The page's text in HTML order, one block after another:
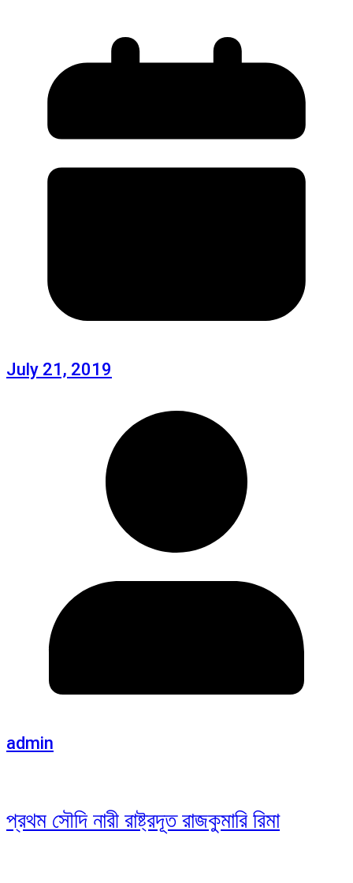
July 21, 2019
admin
প্রথম সৌদি নারী রাষ্ট্রদূত রাজকুমারি রিমা